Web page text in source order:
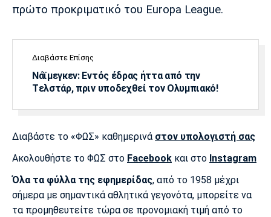
Μπορούσια
Παρί Σεν
Μαρσέιγ
Μονακό
Ερυθρός
Τότεναμ
πρώτο προκριματικό του Europa League.
Διαβάστε Επίσης
Νάϊμεγκεν: Εντός έδρας ήττα από την
Tελστάρ, πριν υποδεχθεί τον Ολυμπιακό!
Διαβάστε το «ΦΩΣ» καθημερινά στον υπολογιστή σας
Ακολουθήστε το ΦΩΣ στο Facebook και στο Instagram
Όλα τα φύλλα της εφημερίδας, από το 1958 μέχρι
σήμερα με σημαντικά αθλητικά γεγονότα, μπορείτε να
τα προμηθευτείτε τώρα σε προνομιακή τιμή από το